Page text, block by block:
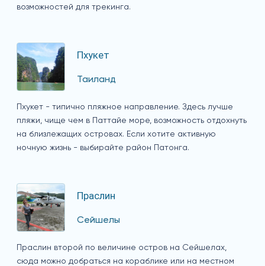
возможностей для трекинга.
Пхукет
Таиланд
Пхукет - типично пляжное направление. Здесь лучше
пляжи, чище чем в Паттайе море, возможность отдохнуть
на близлежащих островах. Если хотите активную
ночную жизнь - выбирайте район Патонга.
Праслин
Сейшелы
Праслин второй по величине остров на Сейшелах,
сюда можно добраться на кораблике или на местном